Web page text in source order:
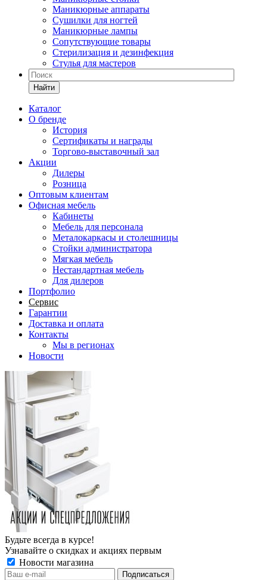
Маникюрные аппараты
Сушилки для ногтей
Маникюрные лампы
Сопутствующие товары
Стерилизация и дезинфекция
Стулья для мастеров
Найти
Каталог
О бренде
История
Сертификаты и награды
Торгово-выставочный зал
Акции
Дилеры
Розница
Оптовым клиентам
Офисная мебель
Кабинеты
Мебель для персонала
Металокаркасы и столешницы
Стойки администратора
Мягкая мебель
Нестандартная мебель
Для дилеров
Портфолио
Сервис
Гарантии
Доставка и оплата
Контакты
Мы в регионах
Новости
Будьте всегда в курсе!
Узнавайте о скидках и акциях первым
Новости магазина